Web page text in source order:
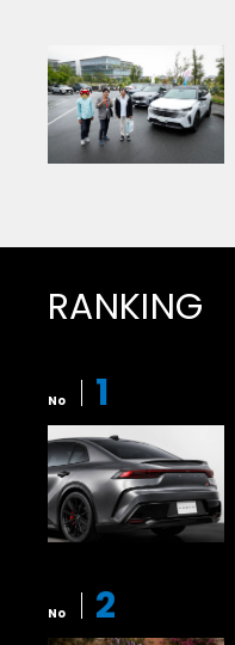
RANKING
No 1
No 2